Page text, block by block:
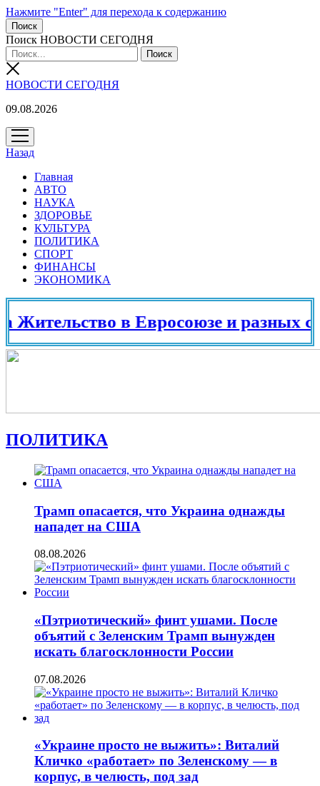
Нажмите "Enter" для перехода к содержанию
Поиск
Поиск НОВОСТИ СЕГОДНЯ
НОВОСТИ СЕГОДНЯ
09.08.2026
открыть
меню
Назад
Главная
АВТО
НАУКА
ЗДОРОВЬЕ
КУЛЬТУРА
ПОЛИТИКА
СПОРТ
ФИНАНСЫ
ЭКОНОМИКА
в Евросоюзе и разных
ПОЛИТИКА
Трамп опасается, что Украина однажды
нападет на США
08.08.2026
«Пэтриотический» финт ушами. После
объятий с Зеленским Трамп вынужден
искать благосклонности России
07.08.2026
«Украине просто не выжить»: Виталий
Кличко «работает» по Зеленскому — в
корпус, в челюсть, под зад